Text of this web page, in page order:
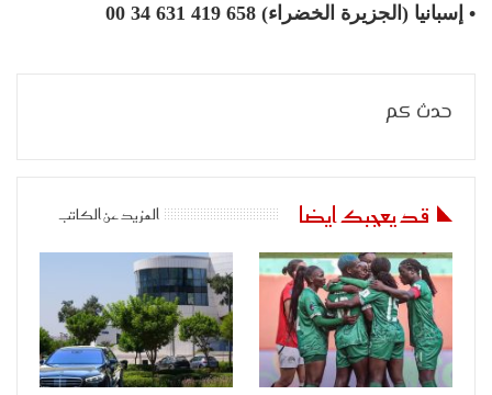
• إسبانيا (الجزيرة الخضراء) 658 419 631 34 00
حدث كم
قد يعجبك ايضا المزيد عن الكاتب